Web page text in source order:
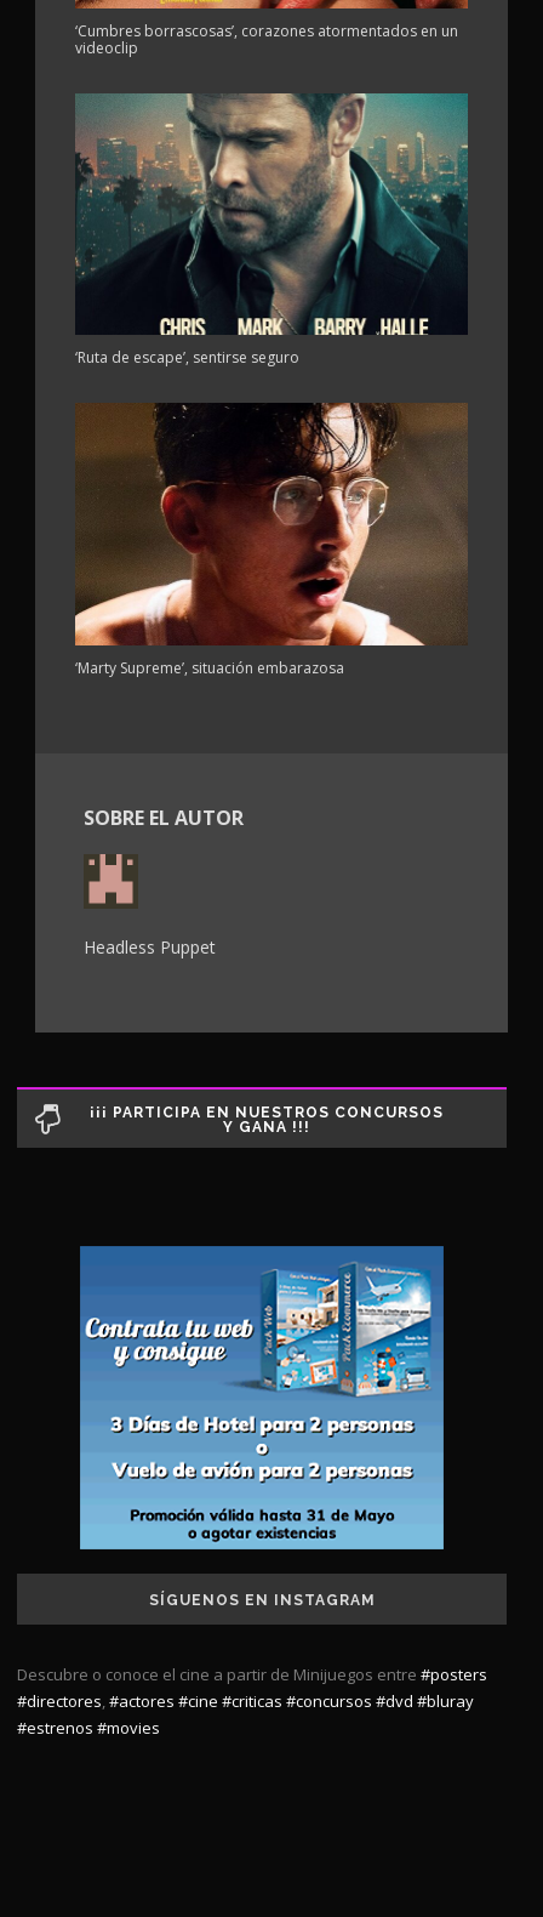
‘Cumbres borrascosas’, corazones atormentados en un
videoclip
‘Ruta de escape’, sentirse seguro
‘Marty Supreme’, situación embarazosa
SOBRE EL AUTOR
Headless Puppet
¡¡¡ PARTICIPA EN NUESTROS CONCURSOS
Y GANA !!!
SÍGUENOS EN INSTAGRAM
Descubre o conoce el cine a partir de Minijuegos entre #posters
#directores,#actores #cine #criticas #concursos #dvd #bluray
#estrenos #movies